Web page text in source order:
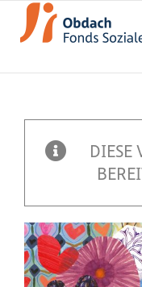
Inhalt
springen
DIESE